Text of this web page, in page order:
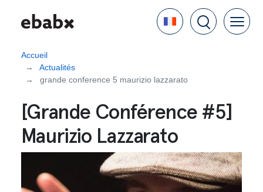
contenu
Language
Accueil
Actualités
grande conference 5 maurizio lazzarato
[Grande Conférence #5]
Maurizio Lazzarato